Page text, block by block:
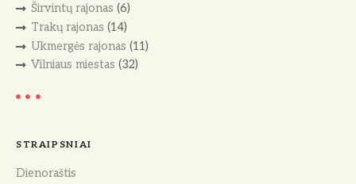
Širvintų rajonas (6)
Trakų rajonas (14)
Ukmergės rajonas (11)
Vilniaus miestas (32)
STRAIPSNIAI
Dienoraštis